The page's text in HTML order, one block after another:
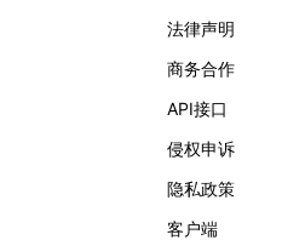
法律声明
商务合作
API接口
侵权申诉
隐私政策
客户端